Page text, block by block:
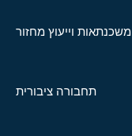
משכנתאות וייעוץ מחזור
תחבורה ציבורית